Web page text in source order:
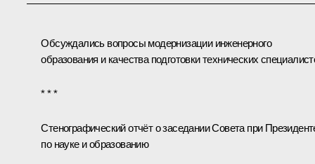
Обсуждались вопросы модернизации инженерного
образования и качества подготовки технических
* * *
Стенографический отчёт о заседании Совета при
по науке и образованию